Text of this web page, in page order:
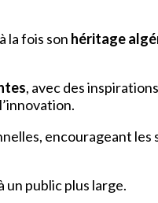
la fois son héritage
, avec des
encourageant les
un public plus large.